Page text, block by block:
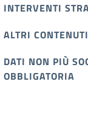
INTERVENTI
ALTRI CONTENUTI
DATI NON PIÙ
OBBLIGATORIA